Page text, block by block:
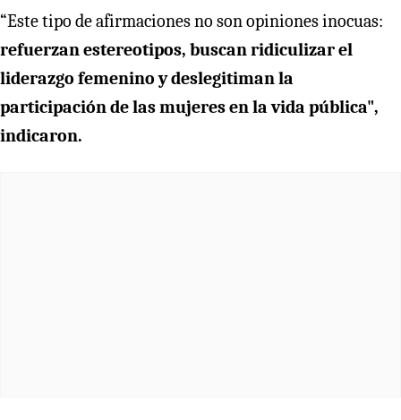
“Este tipo de afirmaciones no son opiniones inocuas:
refuerzan estereotipos, buscan ridiculizar el
liderazgo femenino y deslegitiman la
participación de las mujeres en la vida pública",
indicaron.